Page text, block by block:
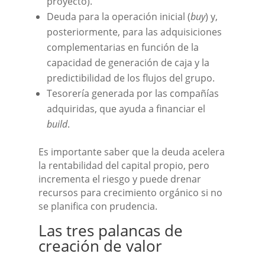
Deuda para la operación inicial (buy) y,
posteriormente, para las adquisiciones
complementarias en función de la
capacidad de generación de caja y la
predictibilidad de los flujos del grupo.
Tesorería generada por las compañías
adquiridas, que ayuda a financiar el
build.
Es importante saber que la deuda acelera
la rentabilidad del capital propio, pero
incrementa el riesgo y puede drenar
recursos para crecimiento orgánico si no
se planifica con prudencia.
Las tres palancas de
creación de valor